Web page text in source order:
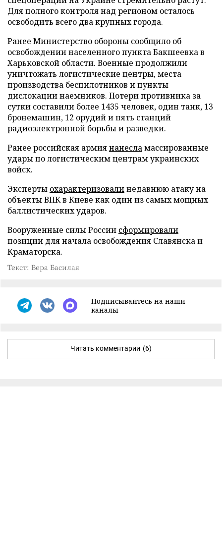
Для полного контроля над регионом осталось
освободить всего два крупных города.
Ранее Министерство обороны сообщило об
освобождении населенного пункта Бакшеевка в
Харьковской области. Военные продолжили
уничтожать логистические центры, места
производства беспилотников и пункты
дислокации наемников. Потери противника за
сутки составили более 1435 человек, один танк, 13
бронемашин, 12 орудий и пять станций
радиоэлектронной борьбы и разведки.
Ранее российская армиянанесламассированные
удары по логистическим центрам украинских
войск.
Эксперты охарактеризовалинедавнюю атаку на
объекты ВПК в Киеве как один из самых мощных
баллистических ударов.
Вооруженные силы России сформировали
позиции для начала освобождения Славянска и
Краматорска.
Текст: Вера Басилая
Подписывайтесь на наши
каналы
Читать комментарии (6)